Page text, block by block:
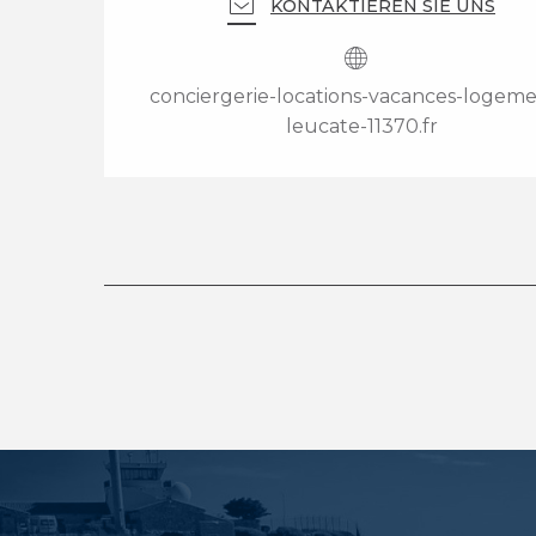
KONTAKTIEREN SIE UNS
conciergerie-locations-vacances-
leucate-11370.fr